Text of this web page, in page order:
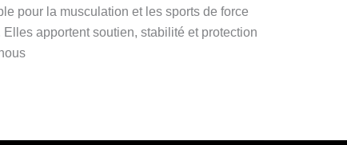
pour la musculation et les sports de force
apportent soutien, stabilité et protection